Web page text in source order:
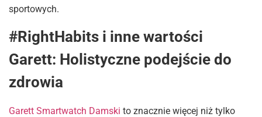
sportowych.
#RightHabits i inne wartości
Garett: Holistyczne podejście do
zdrowia
Garett Smartwatch Damski to znacznie więcej niż tylko